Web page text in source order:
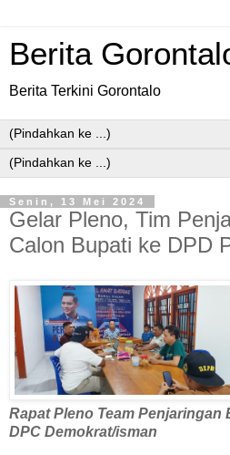
Berita
Berita Terkini Gorontalo
Senin, 13 Mei 2024
Gelar Pleno, Tim
Calon Bupati ke DPD
Rapat Pleno Team Penjaringan
DPC Demokrat/isman